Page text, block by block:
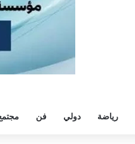
رياضة دولي فن